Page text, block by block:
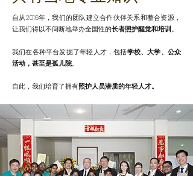
自从2016年，我们的团队建立合作伙伴关系和整合资源，
让我们得以不间断地举办全国性的长者照护醒觉和培训。
我们在各种平台发掘了年轻人才，包括学校、大学、公众
活动，甚至是孤儿院。
自此，我们培育了拥有照护人员潜质的年轻人才。